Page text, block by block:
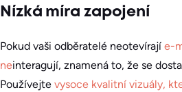
Nízká míra zapojení
Pokud vaši odběratelé neotevírají e-
neinteragují, znamená to, že se
Používejte vysoce kvalitní vizuály,